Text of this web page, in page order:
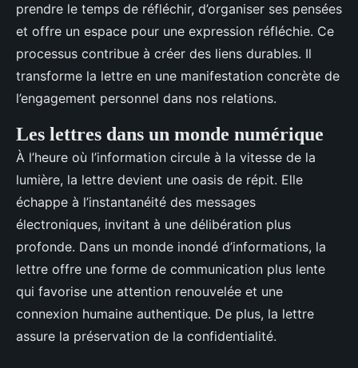
prendre le temps de réfléchir, d’organiser ses pensées
et offre un espace pour une expression réfléchie. Ce
processus contribue à créer des liens durables. Il
transforme la lettre en une manifestation concrète de
l’engagement personnel dans nos relations.
Les lettres dans un monde numérique
À l’heure où l’information circule à la vitesse de la
lumière, la lettre devient une oasis de répit. Elle
échappe à l’instantanéité des messages
électroniques, invitant à une délibération plus
profonde. Dans un monde inondé d’informations, la
lettre offre une forme de communication plus lente
qui favorise une attention renouvelée et une
connexion humaine authentique. De plus, la lettre
assure la préservation de la confidentialité.